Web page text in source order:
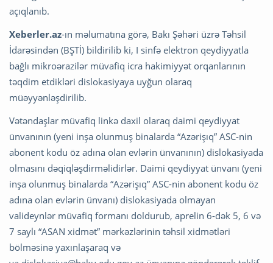
açıqlanıb.
Xeberler.az-ın məlumatına görə, Bakı Şəhəri üzrə Təhsil
İdarəsindən (BŞTİ) bildirilib ki, I sinfə elektron qeydiyyatla
bağlı mikroərazilər müvafiq icra hakimiyyət orqanlarının
təqdim etdikləri dislokasiyaya uyğun olaraq
müəyyənləşdirilib.
Vətəndaşlar müvafiq linkə daxil olaraq daimi qeydiyyat
ünvanının (yeni inşa olunmuş binalarda “Azərişıq” ASC-nin
abonent kodu öz adına olan evlərin ünvanının) dislokasiyada
olmasını dəqiqləşdirməlidirlər. Daimi qeydiyyat ünvanı (yeni
inşa olunmuş binalarda “Azərişıq” ASC-nin abonent kodu öz
adına olan evlərin ünvanı) dislokasiyada olmayan
valideynlər müvafiq formanı doldurub, aprelin 6-dək 5, 6 və
7 saylı “ASAN xidmət” mərkəzlərinin təhsil xidmətləri
bölməsinə yaxınlaşaraq və